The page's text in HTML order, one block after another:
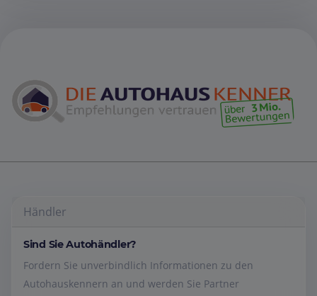
Händler
Sind Sie Autohändler?
Fordern Sie unverbindlich Informationen zu den
Autohauskennern an und werden Sie Partner